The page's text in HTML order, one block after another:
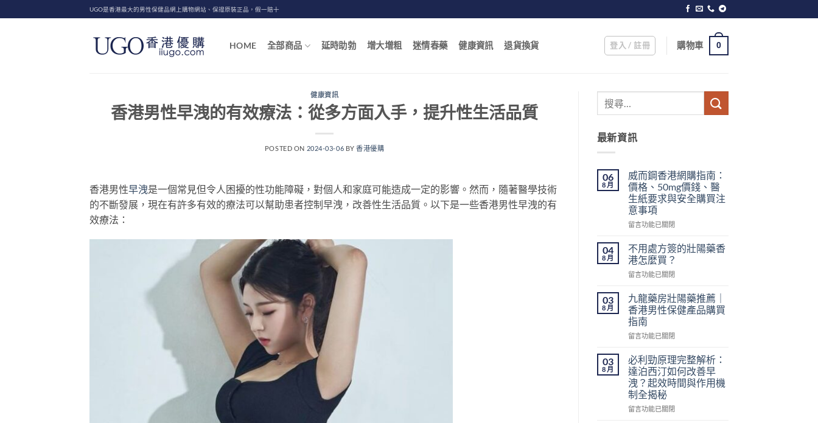
to
UGO是香港最大的男性保健品網上購物網站、保證原裝正品，假一賠十
HOME 全部商品 延時助勃 增大增粗 迷情春藥 健康資訊 退貨換貨 登入 / 註冊 購物車 0
健康資訊
香港男性早洩的有效療法：從多方面入手，提升性生活品質
POSTED ON 2024-03-06 BY香港優購
香港男性早洩是一個常見但令人困擾的性功能障礙，對個人和家庭可能造成一定的影響。然而，隨著醫學技術
的不斷發展，現在有許多有效的療法可以幫助患者控制早洩，改善性生活品質。以下是一些香港男性早洩的有
效療法：
最新資訊
06
8 月
威而鋼香港網購指南：
價格、50mg價錢、醫
生紙要求與安全購買注
意事項
在
而
鋼
香
港
購
指
南：
價
格、
價
錢、
醫
生
紙
要
留言功能已關閉
04
8 月
不用處方簽的壯陽藥香
港怎麼買？
在
用
處
方
簽
的
陽
藥
香
港
怎
麼
留言功能已關閉
03
8 月
九龍藥房壯陽藥推薦｜
香港男性保健產品購買
指南
在
龍
藥
房
壯
陽
藥
留言功能已關閉
03
8 月
必利勁原理完整解析：
達泊西汀如何改善早
洩？起效時間與作用機
制全揭秘
在
留言功能已關閉